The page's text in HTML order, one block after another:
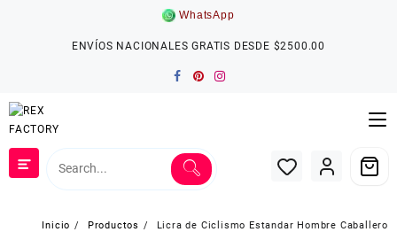
WhatsApp
ENVÍOS NACIONALES GRATIS DESDE $2500.00
Inicio Productos
Licra de Ciclismo Estandar Hombre Caballero